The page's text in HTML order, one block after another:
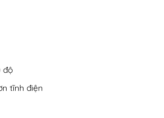
độ
tĩnh điện